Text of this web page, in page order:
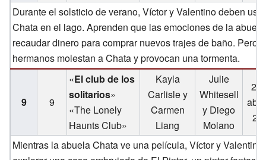
Durante el solsticio de verano, Víctor y Valentino deben
Chata en el lago. Aprenden que las emociones de la
recaudar dinero para comprar nuevos trajes de baño. Pero
hermanos molestan a Chata y provocan una tormenta.
9 9
«El club de los
solitarios»
«The Lonely
Haunts Club»
Kayla
Carlisle y
Carmen
Liang
Julie
Whitesell
y Diego
Molano
20
Mientras la abuela Chata ve una película, Víctor y